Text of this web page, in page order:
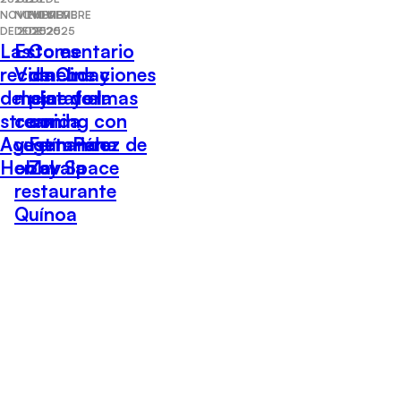
NOVIEMBRE
DE 2025
Las
recomendaciones
del cine y el
streaming con
Agustín Pérez de
Hobby Space
NOVIEMBRE
DE 2025
Esto es
Vida: Lo
mejor de la
comida
vegetariana
en el
restaurante
Quínoa
NOVIEMBRE
DE 2025
Comentario
de Cine y
plataformas
con
Fernando
Zavala